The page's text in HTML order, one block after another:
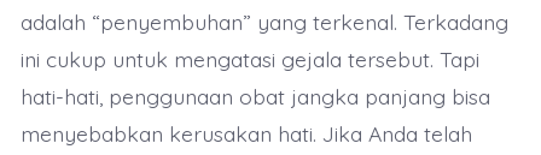
adalah “penyembuhan” yang terkenal. Terkadang
ini cukup untuk mengatasi gejala tersebut. Tapi
hati-hati, penggunaan obat jangka panjang bisa
menyebabkan kerusakan hati. Jika Anda telah